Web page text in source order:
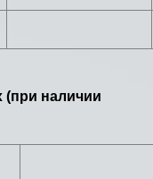
(при наличии